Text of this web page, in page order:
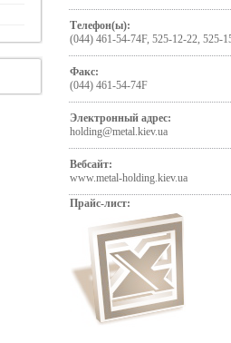
Телефон(ы):
(044) 461-54-74F, 525-12-22, 525-
Факс:
(044) 461-54-74F
Электронный адрес:
holding@metal.kiev.ua
Вебсайт:
www.metal-holding.kiev.ua
Прайс-лист: